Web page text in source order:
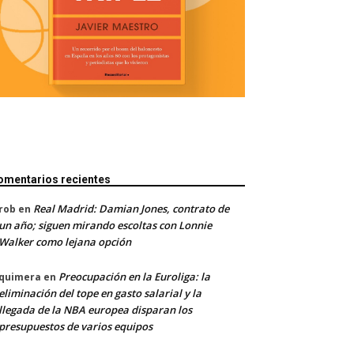
recientes
rob en Real Madrid: Damian Jones, contrato de
un año; siguen mirando escoltas con Lonnie
Walker como lejana opción
quimera en Preocupación en la Euroliga: la
eliminación del tope en gasto salarial y la
llegada de la NBA europea disparan los
presupuestos de varios equipos